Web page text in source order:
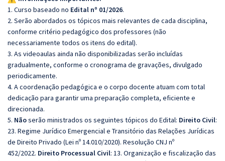
1. Curso baseado no Edital nº 01/2026.
2. Serão abordados os tópicos mais relevantes de cada disciplina,
conforme critério pedagógico dos professores (não
necessariamente todos os itens do edital).
3. As videoaulas ainda não disponibilizadas serão incluídas
gradualmente, conforme o cronograma de gravações, divulgado
periodicamente.
4. A coordenação pedagógica e o corpo docente atuam com total
dedicação para garantir uma preparação completa, eficiente e
direcionada.
5. Nãoserão ministrados os seguintes tópicos do Edital: Direito Civil:
23. Regime Jurídico Emergencial e Transitório das Relações Jurídicas
de Direito Privado (Lei nº 14.010/2020). Resolução CNJ nº
452/2022. Direito Processual Civil: 13. Organização e fiscalização das